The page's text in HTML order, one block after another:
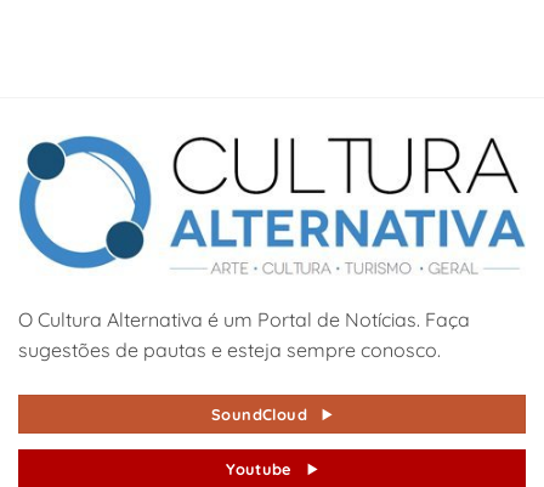
O Cultura Alternativa é um Portal de Notícias. Faça
sugestões de pautas e esteja sempre conosco.
SoundCloud
Youtube